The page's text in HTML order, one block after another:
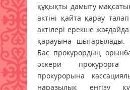
құқықты дамыту
актіні қайта қарау
актілері ерекше
қарауына шығарылады.
Бас прокурордың
әскери
прокурорына
наразылық енгізу